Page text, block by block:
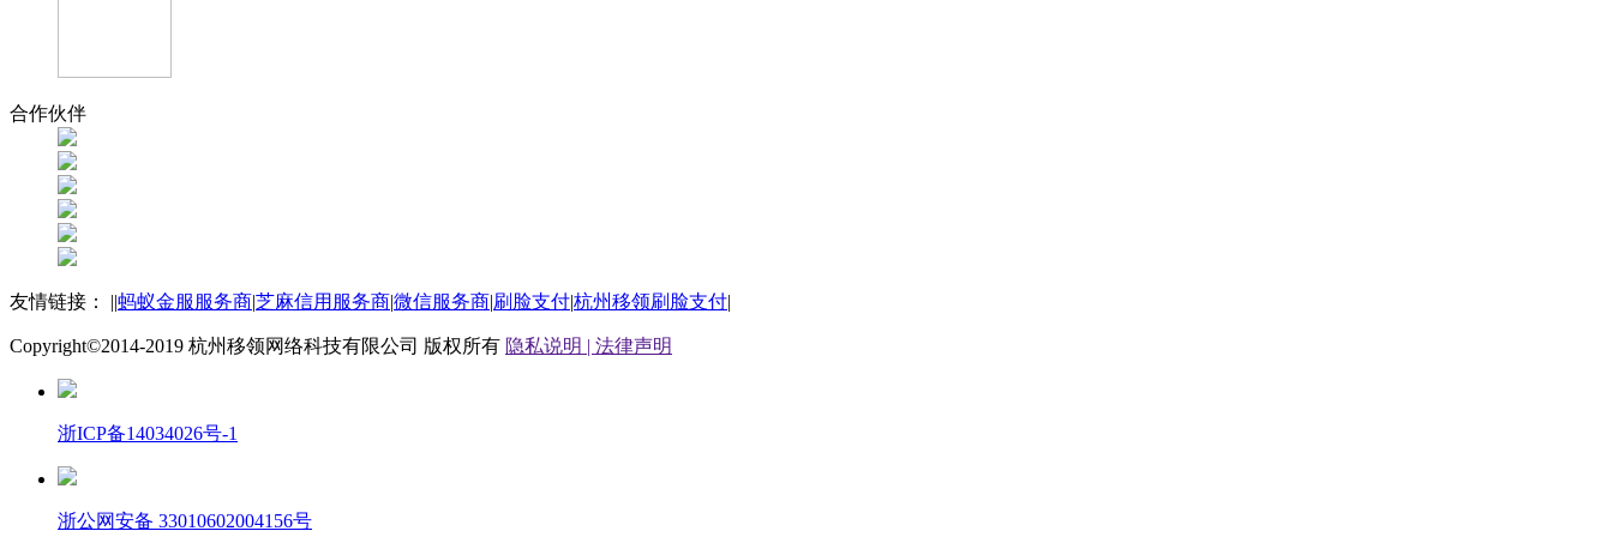
合作伙伴
友情链接： ||蚂蚁金服服务商|芝麻信用服务商|微信服务商|刷脸支付|杭州移领刷脸支付|
Copyright©2014-2019 杭州移领网络科技有限公司 版权所有 隐私说明 | 法律声明
浙ICP备14034026号-1
浙公网安备 33010602004156号